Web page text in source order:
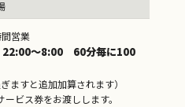
営業
～8:00 60分毎に100
すと追加加算されます）
ビス券をお渡しします。